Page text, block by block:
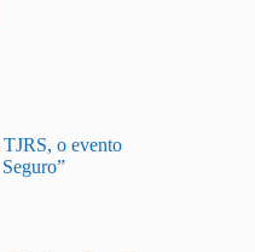
o evento